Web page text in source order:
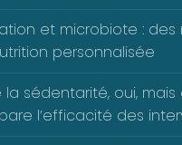
et microbiote : des
personnalisée
la sédentarité, oui,
l’efficacité des